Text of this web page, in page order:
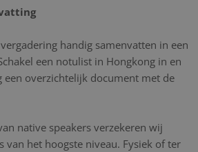
handig samenvatten in een
een notulist in Hongkong in en
een overzichtelijk document met de
native speakers verzekeren wij
van het hoogste niveau. Fysiek of ter